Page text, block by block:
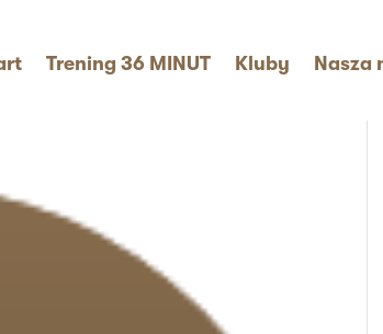
Trening 36 MINUT Kluby Nasza